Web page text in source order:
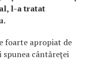
l-a tratat
foarte apropiat de
spunea cântăreţei